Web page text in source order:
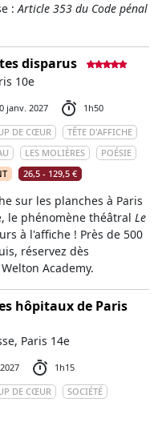
:Article 353 du Code pénal
disparus
10e
janv. 2027
1h50
DE CŒUR
TÊTE D'AFFICHE
LES MOLIÈRES
POÉSIE
26,5 - 129,5 €
sur les planches à Paris
le phénomène théâtral Le
à l'affiche ! Près de 500
réservez dès
Academy.
hôpitaux de Paris
Paris 14e
1h15
DE CŒUR
SOCIÉTÉ